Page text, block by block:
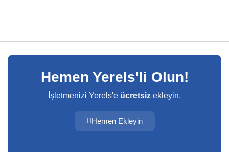
Hemen Yerels'li Olun!
İşletmenizi Yerels'e ücretsiz ekleyin.
Hemen Ekleyin